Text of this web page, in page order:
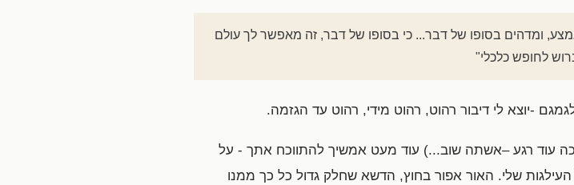
ומדהים בסופו של דבר... כי בסופו של דבר, זה מאפשר לך עולם
-יוצא לי דיבור רהוט, רהוט מידי, רהוט עד הגזמה.
עוד רגע –אשתה שוב...) עוד מעט אמשיך להתווכח אתך - על
העילגות שלי. האור אפור בחוץ, הדשא שחלק גדול כל כך ממנו